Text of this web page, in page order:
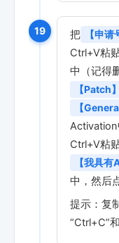
19 把 【申请
Ctrl+V粘
中（记得
【Patch】
【
Ctrl+V粘
【我具
中，然后
提示：复
“Ctrl+C”